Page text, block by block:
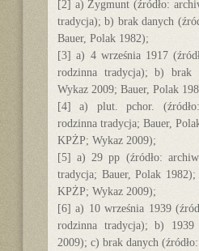
[2] a) Zygmunt (źródło:
tradycja); b) brak danych
Bauer, Polak 1982);
[3] a) 4 września 1917
rodzinna tradycja); b) brak
Wykaz 2009; Bauer, Polak
[4] a) plut. pchor.
rodzinna tradycja; Bauer,
KPŻP; Wykaz 2009);
[5] a) 29 pp (źródło:
tradycja; Bauer, Polak
KPŻP; Wykaz 2009);
[6] a) 10 września 1939
rodzinna tradycja); b) 1939
2009); c) brak danych